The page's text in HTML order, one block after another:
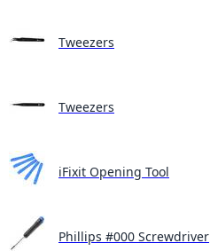
Tweezers
Tweezers
iFixit Opening Tool
Phillips #000 Screwdriver